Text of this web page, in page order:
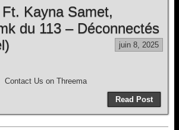
Kayna Samet,
du 113 – Déconnectés
juin 8, 2025
Contact Us on Threema
Read Post